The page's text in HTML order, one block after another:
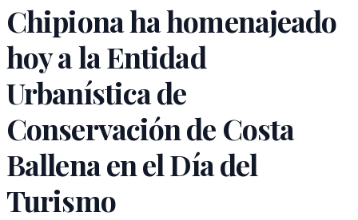
Chipiona ha homenajeado
hoy a la Entidad
Urbanística de
Conservación de Costa
Ballena en el Día del
Turismo